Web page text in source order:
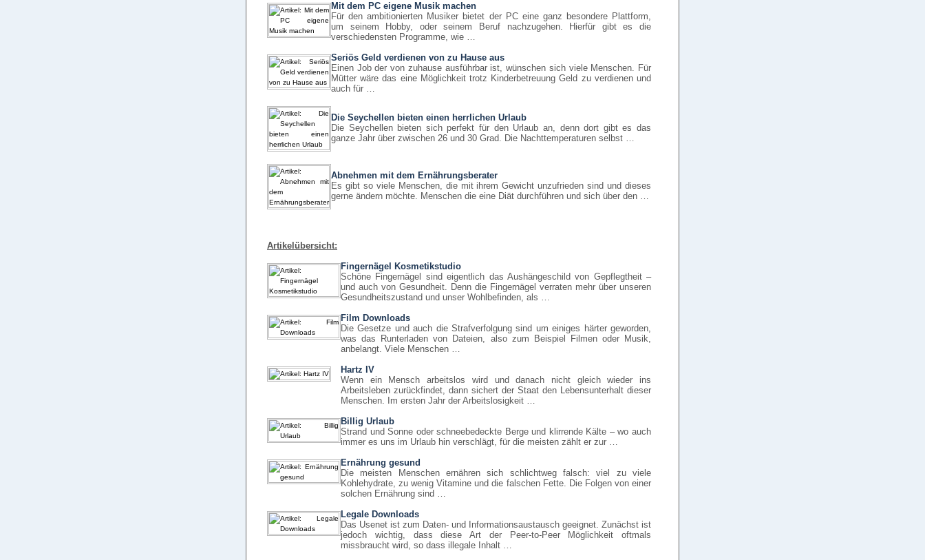
Mit dem PC eigene Musik machen
Für den ambitionierten Musiker bietet der PC eine ganz besondere Plattform,
um seinem Hobby, oder seinem Beruf nachzugehen. Hierfür gibt es die
verschiedensten Programme, wie …
Seriös Geld verdienen von zu Hause aus
Einen Job der von zuhause ausführbar ist, wünschen sich viele Menschen. Für
Mütter wäre das eine Möglichkeit trotz Kinderbetreuung Geld zu verdienen und
auch für …
Die Seychellen bieten einen herrlichen Urlaub
Die Seychellen bieten sich perfekt für den Urlaub an, denn dort gibt es das
ganze Jahr über zwischen 26 und 30 Grad. Die Nachttemperaturen selbst …
Abnehmen mit dem Ernährungsberater
Es gibt so viele Menschen, die mit ihrem Gewicht unzufrieden sind und dieses
gerne ändern möchte. Menschen die eine Diät durchführen und sich über den …
Artikelübersicht:
Fingernägel Kosmetikstudio
Schöne Fingernägel sind eigentlich das Aushängeschild von Gepflegtheit –
und auch von Gesundheit. Denn die Fingernägel verraten mehr über unseren
Gesundheitszustand und unser Wohlbefinden, als …
Film Downloads
Die Gesetze und auch die Strafverfolgung sind um einiges härter geworden,
was das Runterladen von Dateien, also zum Beispiel Filmen oder Musik,
anbelangt. Viele Menschen …
Hartz IV
Wenn ein Mensch arbeitslos wird und danach nicht gleich wieder ins
Arbeitsleben zurückfindet, dann sichert der Staat den Lebensunterhalt dieser
Menschen. Im ersten Jahr der Arbeitslosigkeit …
Billig Urlaub
Strand und Sonne oder schneebedeckte Berge und klirrende Kälte – wo auch
immer es uns im Urlaub hin verschlägt, für die meisten zählt er zur …
Ernährung gesund
Die meisten Menschen ernähren sich schlichtweg falsch: viel zu viele
Kohlehydrate, zu wenig Vitamine und die falschen Fette. Die Folgen von einer
solchen Ernährung sind …
Legale Downloads
Das Usenet ist zum Daten- und Informationsaustausch geeignet. Zunächst ist
jedoch wichtig, dass diese Art der Peer-to-Peer Möglichkeit oftmals
missbraucht wird, so dass illegale Inhalt …